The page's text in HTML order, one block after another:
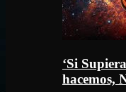
‘Si
hacemos,